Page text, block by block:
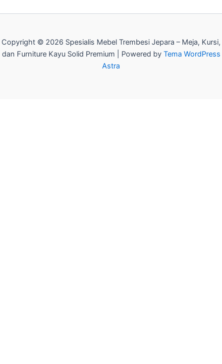
Copyright © 2026 Spesialis Mebel Trembesi Jepara – Meja, Kursi,
dan Furniture Kayu Solid Premium | Powered by Tema WordPress
Astra